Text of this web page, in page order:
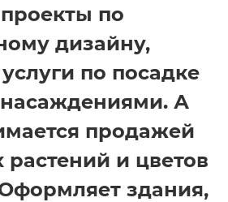
по
дизайну,
по посадке
насаждениями. А
продажей
и цветов
здания,